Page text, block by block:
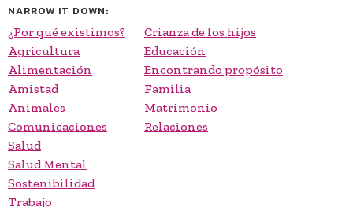
NARROW IT DOWN:
¿Por qué existimos?
Agricultura
Alimentación
Amistad
Animales
Comunicaciones
Crianza de los hijos
Educación
Encontrando propósito
Familia
Matrimonio
Relaciones
Salud
Salud Mental
Sostenibilidad
Trabajo